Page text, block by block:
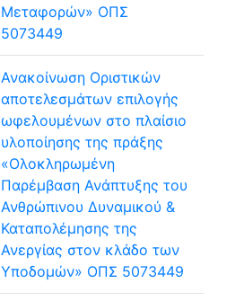
Μεταφορών» ΟΠΣ
5073449
Ανακοίνωση Οριστικών
αποτελεσμάτων επιλογής
ωφελουμένων στο πλαίσιο
υλοποίησης της πράξης
«Ολοκληρωμένη
Παρέμβαση Ανάπτυξης του
Ανθρώπινου Δυναμικού &
Καταπολέμησης της
Ανεργίας στον κλάδο των
Υποδομών» ΟΠΣ 5073449